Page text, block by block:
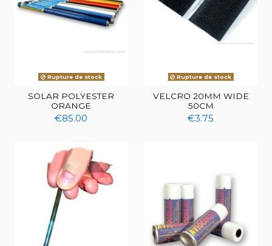
Rupture de stock
SOLAR POLYESTER
ORANGE
€85.00
Rupture de stock
VELCRO 20MM WIDE
50CM
€3.75